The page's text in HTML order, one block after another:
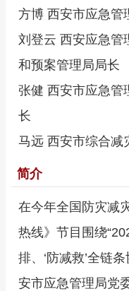
方博 西安市应急管
刘登云 西安应急管
和预案管理局局长
张健 西安市应急管
长
马远 西安市综合减
简介
在今年全国防灾减
热线》节目围绕
排、‘防减救’全链
安市应急管理局党